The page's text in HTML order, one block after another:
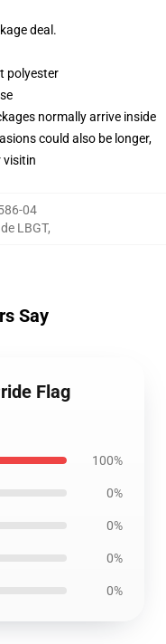
deal.
polyester
normally arrive inside
could also be longer,
visitin
04
LBGT,
Say
Flag
100%
0%
0%
0%
0%